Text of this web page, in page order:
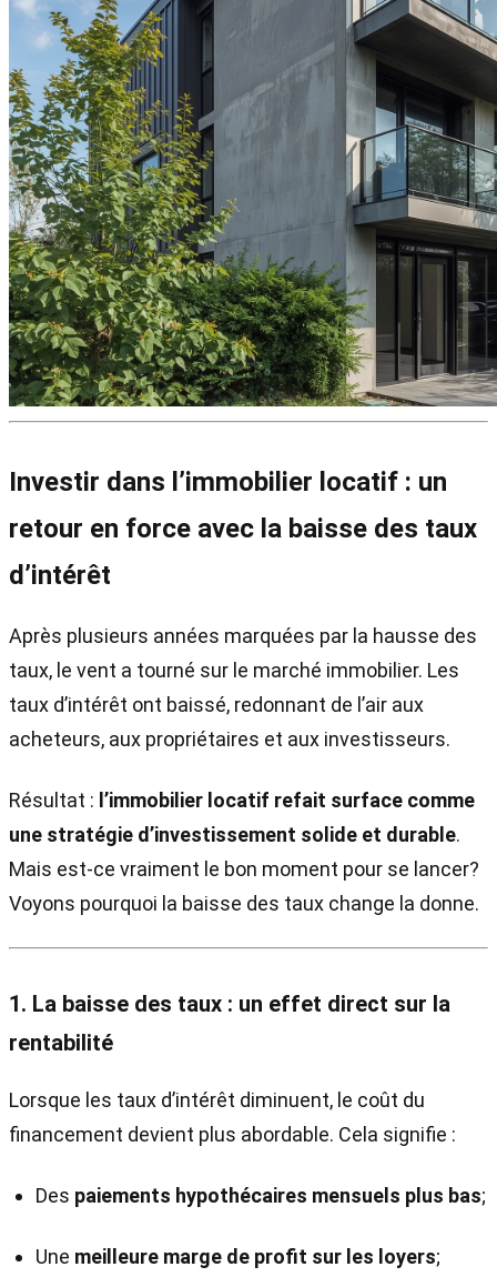
Investir dans l’immobilier locatif : un
retour en force avec la baisse des taux
d’intérêt
Après plusieurs années marquées par la hausse des
taux, le vent a tourné sur le marché immobilier. Les
taux d’intérêt ont baissé, redonnant de l’air aux
acheteurs, aux propriétaires et aux investisseurs.
Résultat : l’immobilier locatif refait surface comme
une stratégie d’investissement solide et durable.
Mais est-ce vraiment le bon moment pour se lancer?
Voyons pourquoi la baisse des taux change la donne.
1. La baisse des taux : un effet direct sur la
rentabilité
Lorsque les taux d’intérêt diminuent, le coût du
financement devient plus abordable. Cela signifie :
Des paiements hypothécaires mensuels plus bas;
Une meilleure marge de profit sur les loyers;